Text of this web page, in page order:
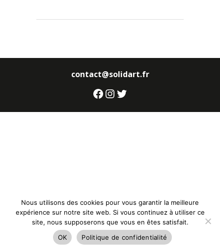
contact@solidart.fr
Facebook
Instagram
Twitter
Nous utilisons des cookies pour vous garantir la meilleure
expérience sur notre site web. Si vous continuez à utiliser ce
site, nous supposerons que vous en êtes satisfait.
OK
Politique de confidentialité